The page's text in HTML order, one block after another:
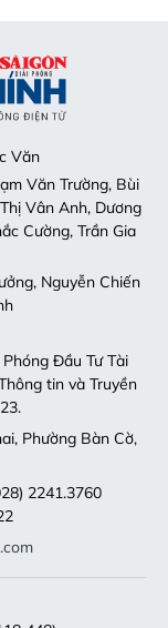
Văn
Văn Trường, Bùi
Vân Anh, Dương
Cường, Trần Gia
Nguyễn Chiến
Đầu Tư Tài
tin và Truyền
Phường Bàn Cờ,
2241.3760